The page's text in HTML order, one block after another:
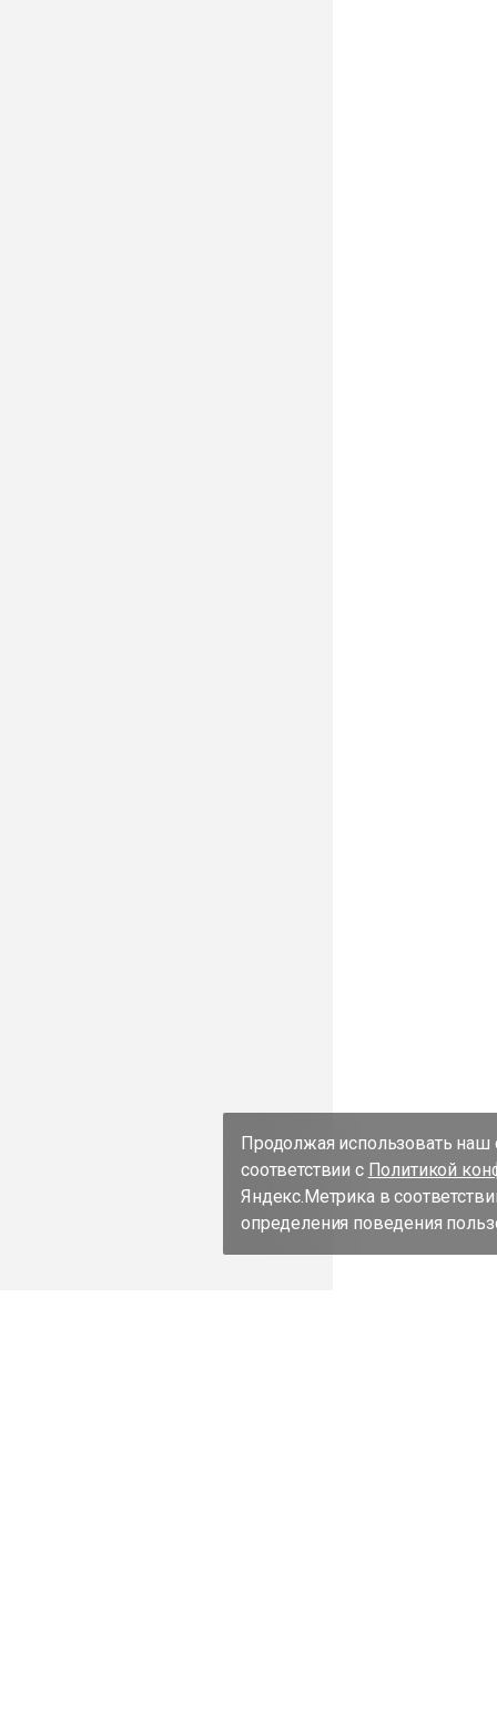
Продолжая использовать наш
соответствии с Политикой
Яндекс.Метрика в
определения поведения